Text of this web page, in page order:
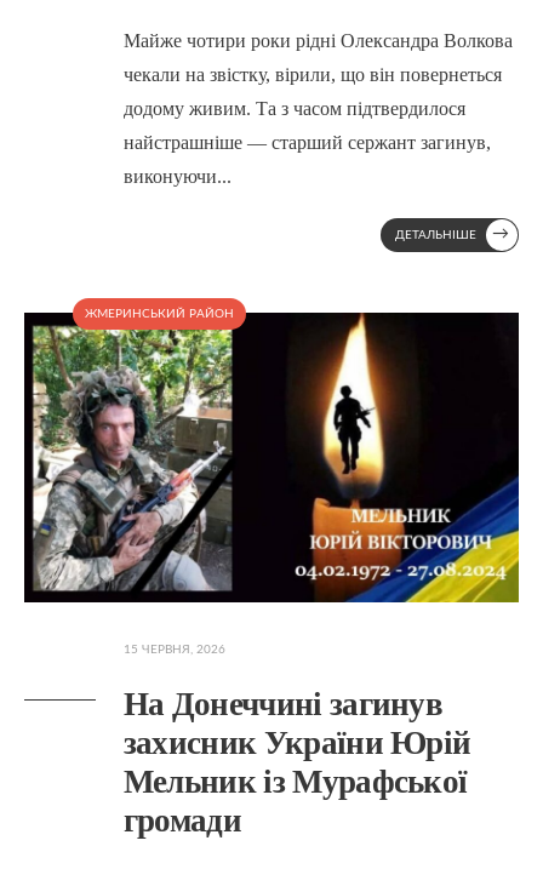
Майже чотири роки рідні Олександра Волкова
чекали на звістку, вірили, що він повернеться
додому живим. Та з часом підтвердилося
найстрашніше — старший сержант загинув,
виконуючи...
ДЕТАЛЬНІШЕ →
ЖМЕРИНСЬКИЙ РАЙОН
15 ЧЕРВНЯ, 2026
На Донеччині загинув
захисник України Юрій
Мельник із Мурафської
громади